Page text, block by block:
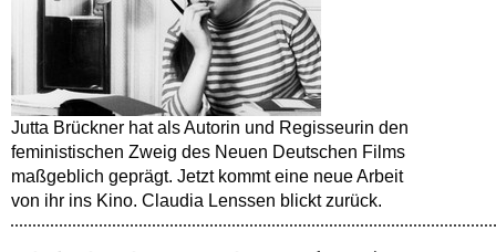
Jutta Brückner hat als Autorin und Regisseurin den
feministischen Zweig des Neuen Deutschen Films
maßgeblich geprägt. Jetzt kommt eine neue Arbeit
von ihr ins Kino. Claudia Lenssen blickt zurück.